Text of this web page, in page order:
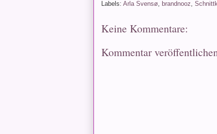
Labels: Arla Svensø, brandnooz,
Keine Kommentare:
Kommentar